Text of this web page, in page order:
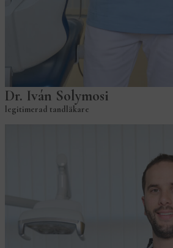
Dr. Iván Solymosi
legitimerad tandläkare